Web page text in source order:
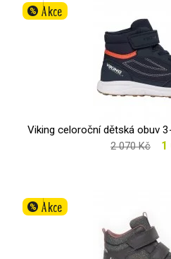
% Akce
Viking celoroční dětská obuv
2 070 Kč 1
% Akce